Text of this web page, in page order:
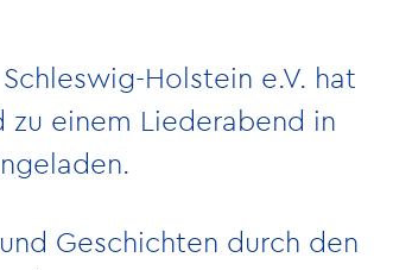
Holstein e.V. hat
einem Liederabend in
Geschichten durch den